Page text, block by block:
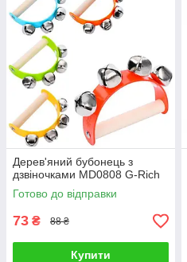
Дерев'яний бубонець з
дзвіночками MD0808 G-Rich
Готово до відправки
73 ₴ 88 ₴
Купити